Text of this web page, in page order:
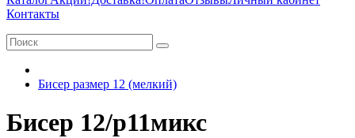
Контакты
Бисер размер 12 (мелкий)
Бисер 12/р11микс